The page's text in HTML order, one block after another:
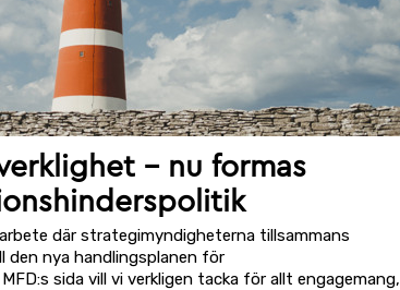
– nu formas
där strategimyndigheterna tillsammans
den nya handlingsplanen för
sida vill vi verkligen tacka för allt engagemang,